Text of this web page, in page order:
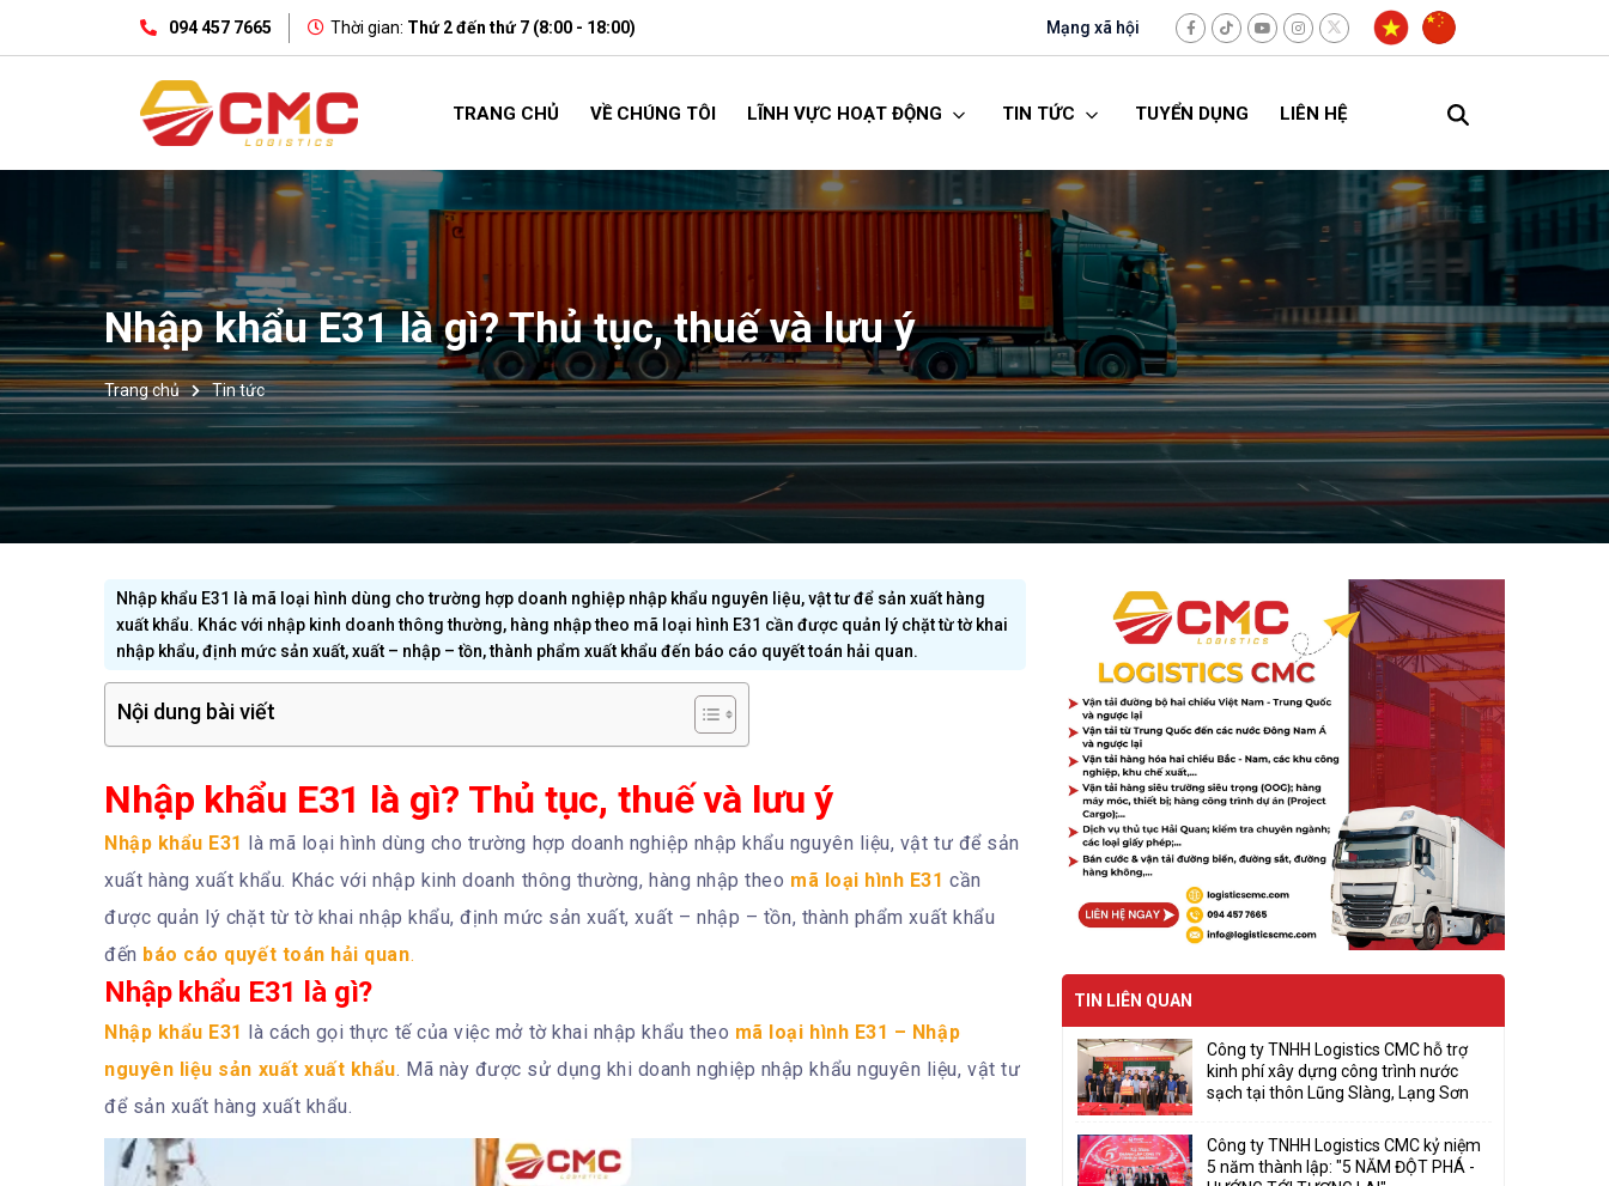
094 457 7665 Thời gian: Thứ 2 đến thứ 7 (8:00 - 18:00) Mạng xã hội
TRANG CHỦ VỀ CHÚNG TÔI LĨNH VỰC HOẠT ĐỘNG TIN TỨC TUYỂN DỤNG LIÊN HỆ
Nhập khẩu E31 là gì? Thủ tục, thuế và lưu ý
Trang chủ Tin tức
Nhập khẩu E31 là mã loại hình dùng cho trường hợp doanh nghiệp nhập khẩu nguyên liệu, vật tư để sản xuất hàng
xuất khẩu. Khác với nhập kinh doanh thông thường, hàng nhập theo mã loại hình E31 cần được quản lý chặt từ tờ khai
nhập khẩu, định mức sản xuất, xuất – nhập – tồn, thành phẩm xuất khẩu đến báo cáo quyết toán hải quan.
Nội dung bài viết
Nhập khẩu E31 là gì? Thủ tục, thuế và lưu ý
Nhập khẩu E31 là mã loại hình dùng cho trường hợp doanh nghiệp nhập khẩu nguyên liệu, vật tư để sản
xuất hàng xuất khẩu. Khác với nhập kinh doanh thông thường, hàng nhập theo mã loại hình E31 cần
được quản lý chặt từ tờ khai nhập khẩu, định mức sản xuất, xuất – nhập – tồn, thành phẩm xuất khẩu
đến báo cáo quyết toán hải quan.
Nhập khẩu E31 là gì?
Nhập khẩu E31 là cách gọi thực tế của việc mở tờ khai nhập khẩu theo mã loại hình E31 – Nhập
nguyên liệu sản xuất xuất khẩu. Mã này được sử dụng khi doanh nghiệp nhập khẩu nguyên liệu, vật tư
để sản xuất hàng xuất khẩu.
TIN LIÊN QUAN
Công ty TNHH Logistics CMC hỗ trợ
kinh phí xây dựng công trình nước
sạch tại thôn Lũng Slàng, Lạng Sơn
Công ty TNHH Logistics CMC kỷ niệm
5 năm thành lập: "5 NĂM ĐỘT PHÁ -